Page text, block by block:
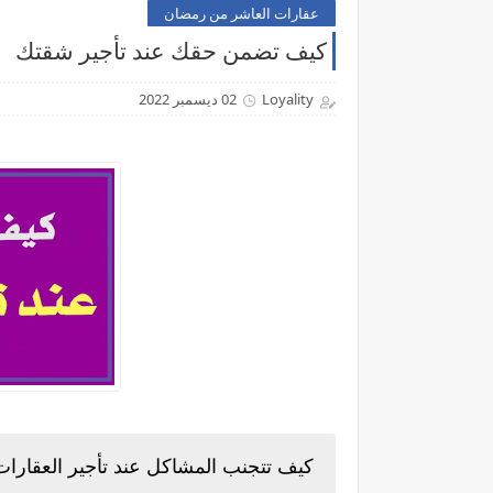
عقارات العاشر من رمضان
كيف تضمن حقك عند تأجير شقتك
Loyality 02 ديسمبر 2022
كيف تتجنب المشاكل عند تأجير